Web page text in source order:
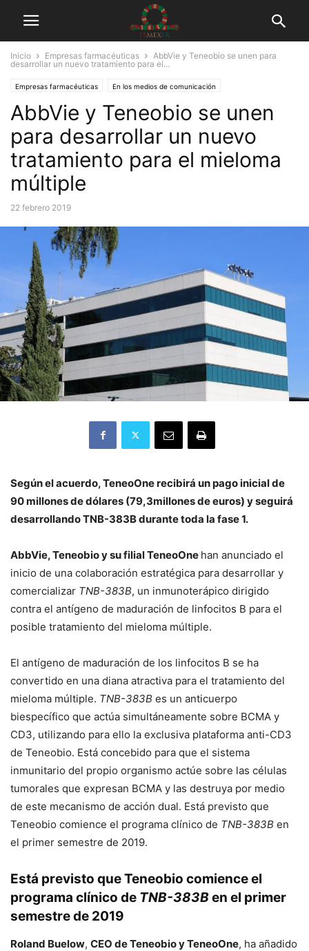
Inicio Empresas farmacéuticas
AbbVie y Teneobio se unen para
desarrollar un nuevo tratamiento para el...
Empresas farmacéuticas En los medios de comunicación
Información de salud Tuits
AbbVie y Teneobio se unen
para desarrollar un nuevo
tratamiento para el mieloma
múltiple
22 febrero 2019
Según el acuerdo, TeneoOne recibirá un pago inicial de
90 millones de dólares (79,3millones de euros) y seguirá
desarrollando TNB-383B durante toda la fase 1.
AbbVie, Teneobio y su filial TeneoOne han anunciado el
inicio de una colaboración estratégica para desarrollar y
comercializar TNB-383B, un inmunoterápico dirigido
contra el antígeno de maduración de linfocitos B para el
posible tratamiento del mieloma múltiple.
El antígeno de maduración de los linfocitos B se ha
convertido en una diana atractiva para el tratamiento del
mieloma múltiple. TNB-383B es un anticuerpo
biespecífico que actúa simultáneamente sobre BCMA y
CD3, utilizando para ello la exclusiva plataforma anti-CD3
de Teneobio. Está concebido para que el sistema
inmunitario del propio organismo actúe sobre las células
tumorales que expresan BCMA y las destruya por medio
de este mecanismo de acción dual. Está previsto que
Teneobio comience el programa clínico de TNB-383B en
el primer semestre de 2019.
Está previsto que Teneobio comience el
programa clínico de TNB-383Ben el primer
semestre de 2019
Roland Buelow, CEO de Teneobio y TeneoOne, ha añadido